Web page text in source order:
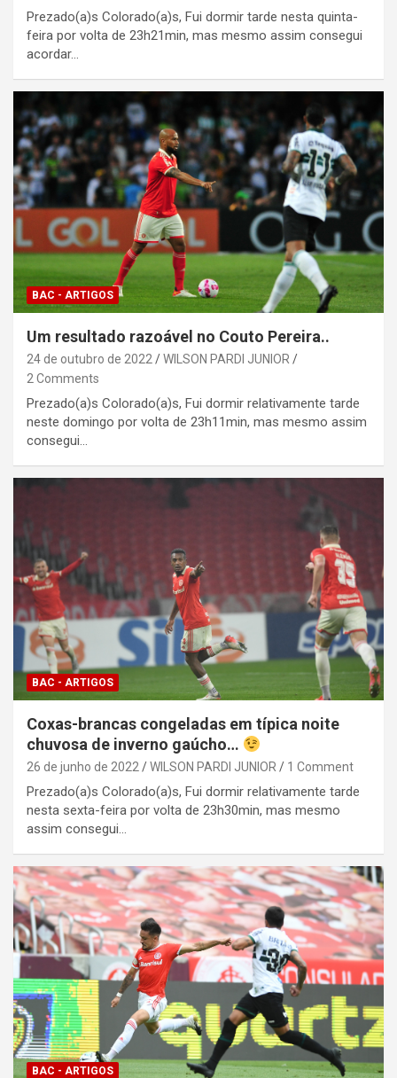
Prezado(a)s Colorado(a)s, Fui dormir tarde nesta quinta-
feira por volta de 23h21min, mas mesmo assim consegui
acordar…
BAC - ARTIGOS
Um resultado razoável no Couto Pereira..
24 de outubro de 2022
WILSON PARDI JUNIOR
2 Comments
Prezado(a)s Colorado(a)s, Fui dormir relativamente tarde
neste domingo por volta de 23h11min, mas mesmo assim
consegui…
BAC - ARTIGOS
Coxas-brancas congeladas em típica noite
chuvosa de inverno gaúcho…
26 de junho de 2022 WILSON PARDI JUNIOR 1 Comment
Prezado(a)s Colorado(a)s, Fui dormir relativamente tarde
nesta sexta-feira por volta de 23h30min, mas mesmo
assim consegui…
BAC - ARTIGOS